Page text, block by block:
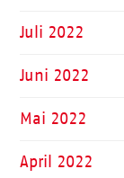
Juli 2022
Juni 2022
Mai 2022
April 2022